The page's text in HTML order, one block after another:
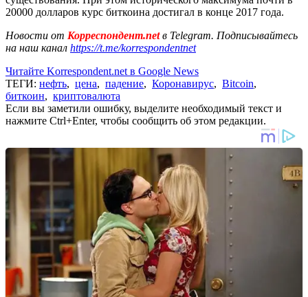
20000 долларов курс биткоина достигал в конце 2017 года.
Новости от Корреспондент.netв Telegram. Подписывайтесь
на наш канал https://t.me/korrespondentnet
Читайте Korrespondent.net в Google News
ТЕГИ: нефть, цена, падение, Коронавирус, Bitcoin,
биткоин, криптовалюта
Если вы заметили ошибку, выделите необходимый текст и
нажмите Ctrl+Enter, чтобы сообщить об этом редакции.